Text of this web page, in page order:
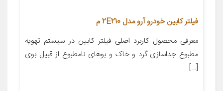
فیلتر کابین خودرو آرو مدل 2E210 م
معرفی محصول کاربرد اصلی فیلتر کابین در سیستم تهویه
مطبوع جداسازی گرد و خاک و بوهای نامطبوع از قبیل بوی
[…]